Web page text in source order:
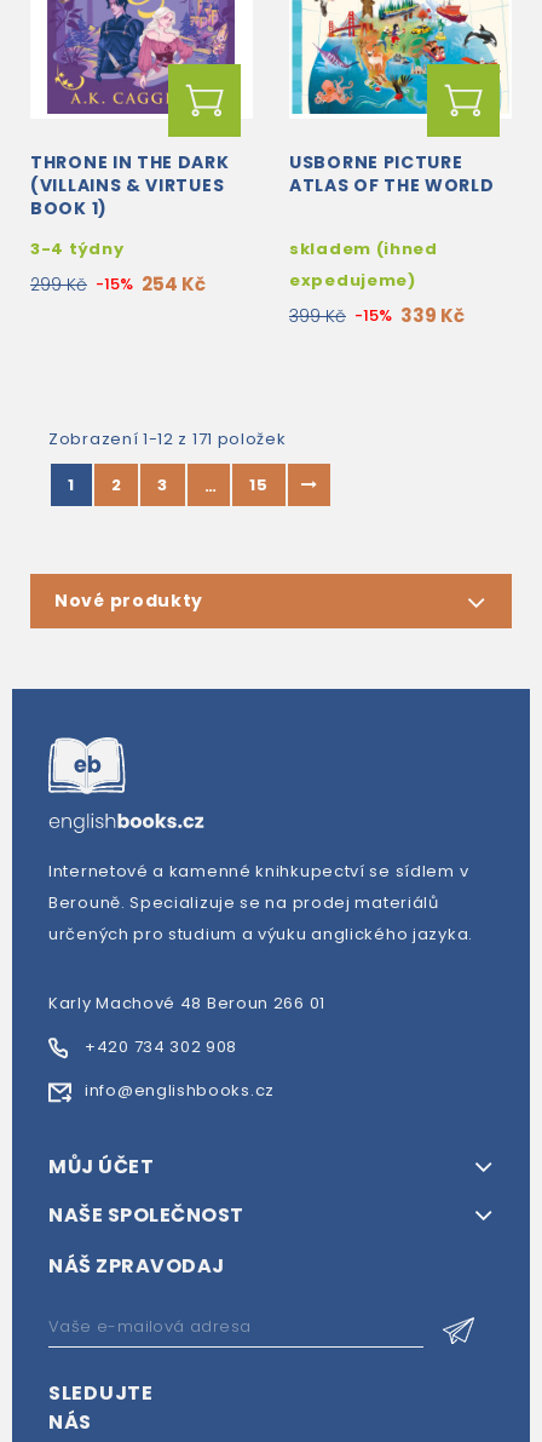
THRONE IN THE DARK
(VILLAINS & VIRTUES
BOOK 1)
3-4 týdny
299 Kč -15% 254 Kč
USBORNE PICTURE
ATLAS OF THE WORLD
skladem (ihned
expedujeme)
399 Kč -15% 339 Kč
Zobrazení 1-12 z 171 položek
1
2 3 … 15
Nové produkty
Internetové a kamenné knihkupectví se sídlem v
Berouně. Specializuje se na prodej materiálů
určených pro studium a výuku anglického jazyka.
Karly Machové 48 Beroun 266 01
+420 734 302 908
info@englishbooks.cz
MŮJ ÚČET
NAŠE SPOLEČNOST
NÁŠ ZPRAVODAJ
SLEDUJTE
NÁS